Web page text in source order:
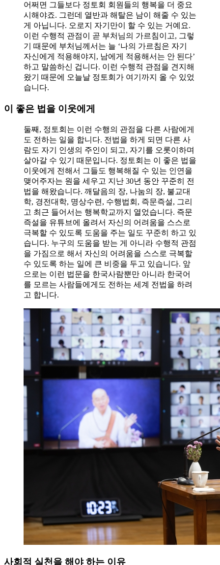
어쩌면 그들보다 정토회 회원들의 행복을 더 중요
시해야죠. 그런데 열반과 해탈은 남이 해줄 수 있는
게 아닙니다. 오로지 자기만이 할 수 있는 거예요.
이런 수행적 관점이 곧 부처님의 가르침이고, 그렇
기 때문에 부처님께서는 늘 ‘나의 가르침은 자기
자신에게 적용해야지, 남에게 적용해서는 안 된다’
하고 말씀하신 겁니다. 이런 수행적 관점을 견지해
왔기 때문에 오늘날 정토회가 여기까지 올 수 있었
습니다.
이 좋은 법을 이웃에게
둘째, 정토회는 이런 수행의 관점을 다른 사람에게
도 전하는 일을 합니다. 전법을 하게 되면 다른 사
람도 자기 인생의 주인이 되고, 자기를 오롯이하며
살아갈 수 있기 때문입니다. 정토회는 이 좋은 법을
이웃에게 전해서 그들도 행복해질 수 있는 인연을
맺어주자는 원을 세우고 지난 30년 동안 꾸준히 전
법을 해왔습니다. 깨달음의 장, 나눔의 장, 불교대
학, 경전대학, 명상수련, 수행법회, 즉문즉설, 그리
고 최근 들어서는 행복학교까지 열었습니다. 즉문
즉설을 유튜브에 올려서 자신의 어려움을 스스로
극복할 수 있도록 도움을 주는 일도 꾸준히 하고 있
습니다. 누구의 도움을 받는 게 아니라 수행적 관점
을 가짐으로 해서 자신의 어려움을 스스로 극복할
수 있도록 하는 일에 큰 비중을 두고 있습니다. 앞
으로는 이런 법문을 한국사람뿐만 아니라 한국어
를 모르는 사람들에게도 전하는 세계 전법을 하려
고 합니다.
사회적 실천을 해야 하는 이유